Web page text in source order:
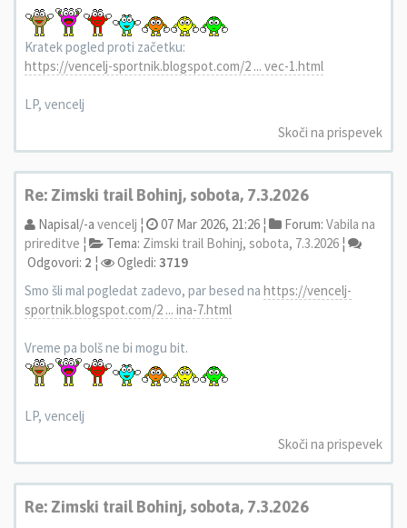
Kratek pogled proti začetku:
https://vencelj-sportnik.blogspot.com/2 ... vec-1.html
LP, vencelj
Skoči na prispevek
Re: Zimski trail Bohinj, sobota, 7.3.2026
Napisal/-a vencelj ¦ 07 Mar 2026, 21:26 ¦ Forum: Vabila na
prireditve ¦ Tema: Zimski trail Bohinj, sobota, 7.3.2026 ¦
Odgovori: 2 ¦ Ogledi: 3719
Smo šli mal pogledat zadevo, par besed na https://vencelj-
sportnik.blogspot.com/2 ... ina-7.html
Vreme pa bolš ne bi mogu bit.
LP, vencelj
Skoči na prispevek
Re: Zimski trail Bohinj, sobota, 7.3.2026